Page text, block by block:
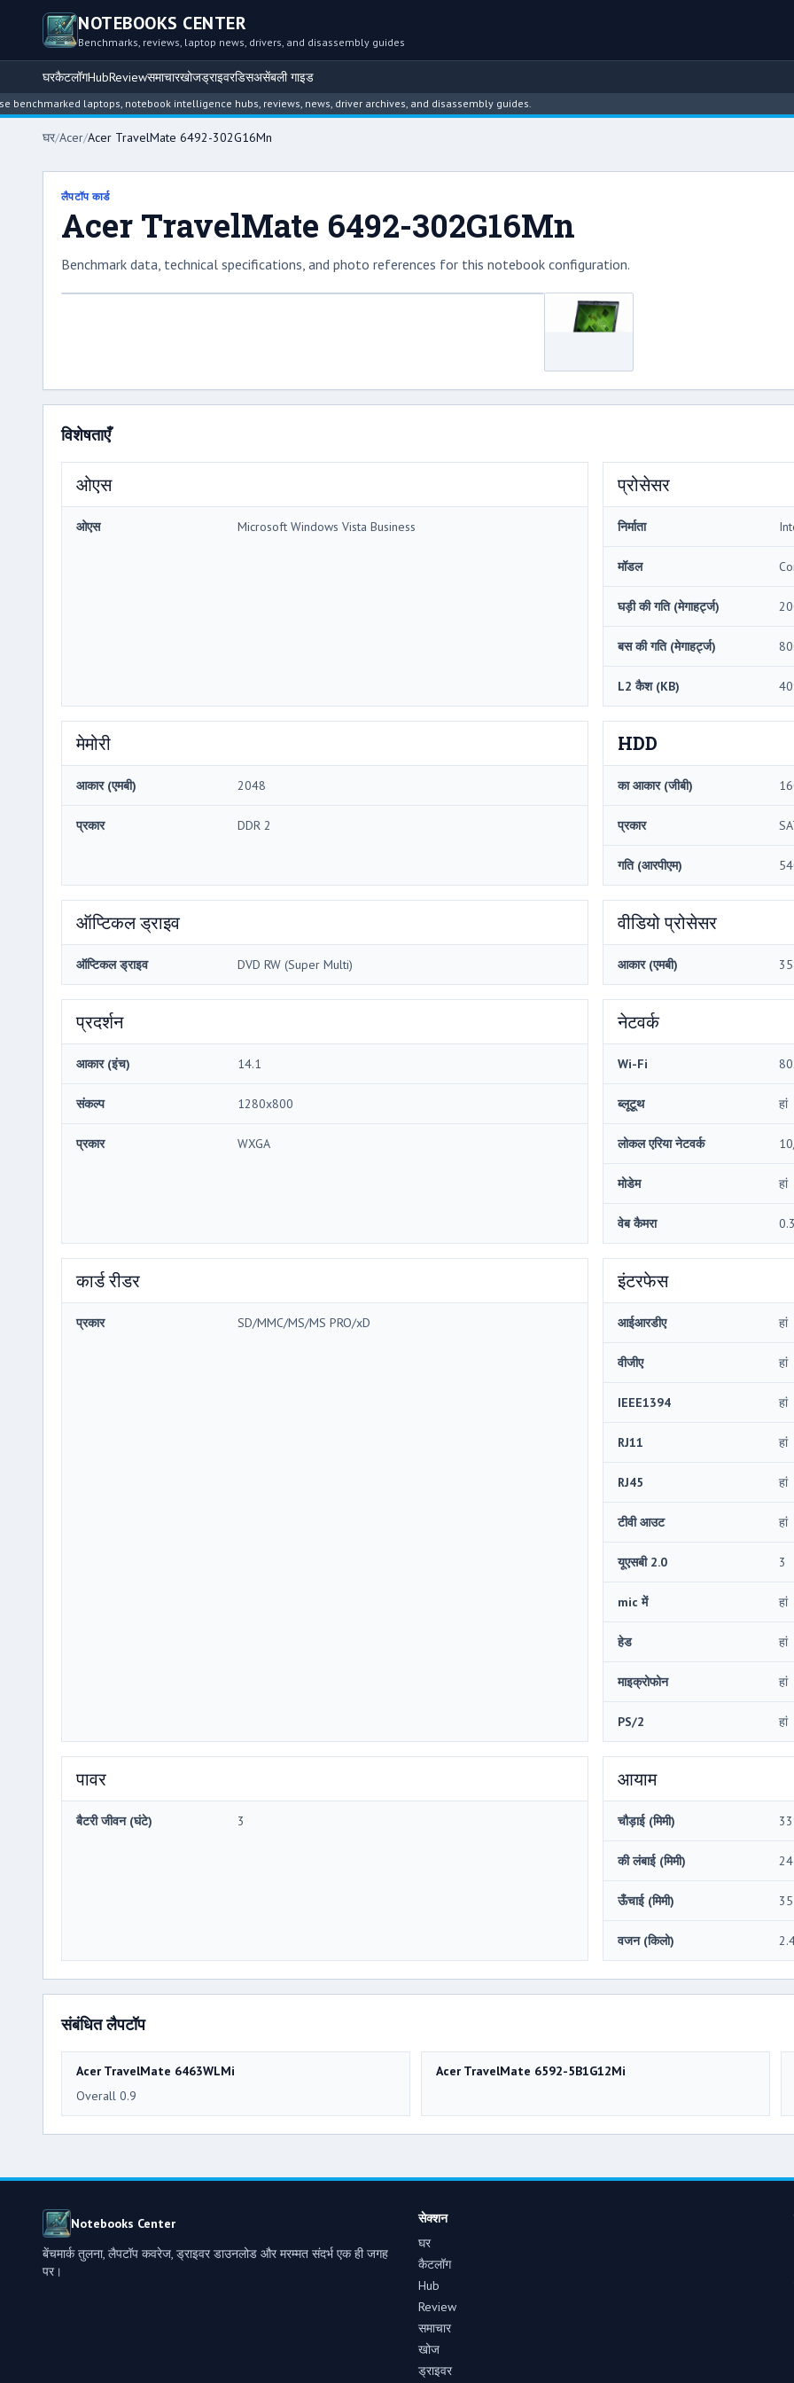
NOTEBOOKS CENTER
Benchmarks, reviews, laptop news, drivers, and disassembly guides
घरकैटलॉगHubReviewसमाचारखोजड्राइवरडिसअसेंबली गाइड
laptops, notebook intelligence hubs, reviews, news, driver archives, and disassembly guides.
घर/Acer/Acer TravelMate 6492-302G16Mn
लैपटॉप कार्ड
Acer TravelMate 6492-302G16Mn
Benchmark data, technical specifications, and photo references for this notebook configuration.
विशेषताएँ
ओएस
ओएस Microsoft Windows Vista Business
प्रोसेसर
निर्माता
मॉडल
घड़ी की गति (मेगाहर्ट्ज)
बस की गति (मेगाहर्ट्ज)
L2 कैश (KB)
मेमोरी
आकार (एमबी) 2048
प्रकार DDR 2
HDD
का आकार (जीबी)
प्रकार
गति (आरपीएम)
ऑप्टिकल ड्राइव
ऑप्टिकल ड्राइव DVD RW (Super Multi)
वीडियो प्रोसेसर
आकार (एमबी)
प्रदर्शन
आकार (इंच) 14.1
संकल्प 1280x800
प्रकार WXGA
नेटवर्क
Wi-Fi
ब्लूटूथ हां
लोकल एरिया नेटवर्क
मोडेम हां
वेब कैमरा
कार्ड रीडर
प्रकार SD/MMC/MS/MS PRO/xD
इंटरफेस
आईआरडीए हां
वीजीए हां
IEEE1394 हां
RJ11 हां
RJ45 हां
टीवी आउट हां
यूएसबी 2.0 3
mic में हां
हेड हां
माइक्रोफोन हां
PS/2 हां
पावर
बैटरी जीवन (घंटे) 3
आयाम
चौड़ाई (मिमी)
की लंबाई (मिमी)
ऊँचाई (मिमी)
वजन (किलो)
संबंधित लैपटॉप
Acer TravelMate 6463WLMi
Overall 0.9
Acer TravelMate 6592-5B1G12Mi
Notebooks Center
बेंचमार्क तुलना, लैपटॉप कवरेज, ड्राइवर डाउनलोड और मरम्मत संदर्भ एक ही जगह
पर।
सेक्शन
घर
कैटलॉग
Hub
Review
समाचार
खोज
ड्राइवर